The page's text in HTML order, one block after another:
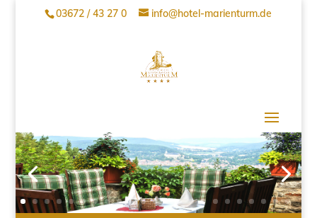
03672 / 43 27 0 info@hotel-marienturm.de